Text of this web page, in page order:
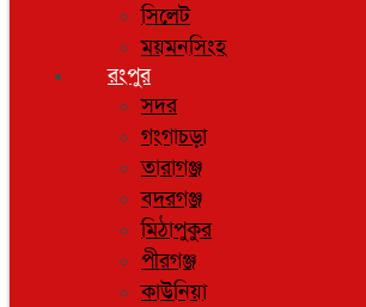
সিলেট
ময়মনসিংহ
রংপুর
সদর
গংগাচড়া
তারাগঞ্জ
বদরগঞ্জ
মিঠাপুকুর
পীরগঞ্জ
কাউনিয়া